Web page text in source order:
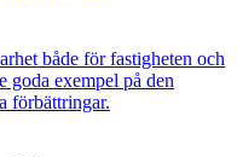
både för fastigheten och
goda exempel på den
förbättringar.